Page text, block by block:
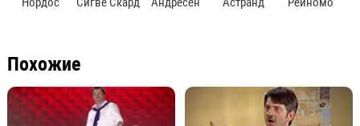
Похожие